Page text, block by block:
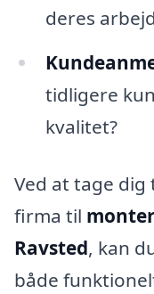
deres
tidligere
kvalitet?
Ved at tage
firma til
Ravsted, kan
både